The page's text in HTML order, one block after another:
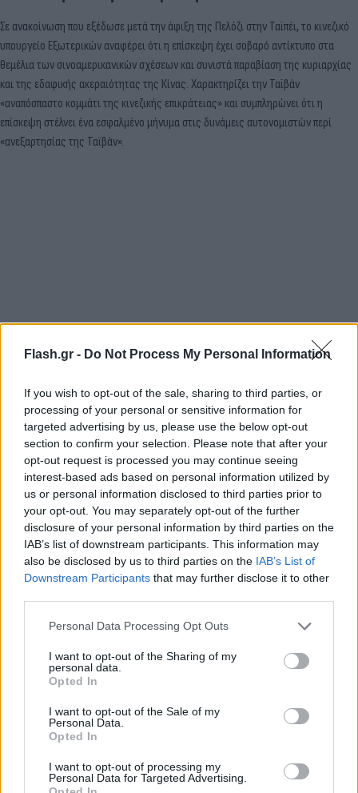
Flash.gr - Do Not Process My Personal Information
If you wish to opt-out of the sale, sharing to third parties, or
processing of your personal or sensitive information for
targeted advertising by us, please use the below opt-out
section to confirm your selection. Please note that after your
opt-out request is processed you may continue seeing
interest-based ads based on personal information utilized by
us or personal information disclosed to third parties prior to
your opt-out. You may separately opt-out of the further
disclosure of your personal information by third parties on the
IAB’s list of downstream participants. This information may
also be disclosed by us to third parties on the IAB’s List of
Downstream Participants that may further disclose it to other
Please note that this website/app uses one or more Google
not limited to your visit or usage behaviour. You may click to
grant or deny consent to Google and its third-party tags to
use your data for below specified purposes in below Google
consent section.
Personal Data Processing Opt Outs
I want to opt-out of the Sharing of my
personal data.
Opted In
I want to opt-out of the Sale of my
Personal Data.
Opted In
I want to opt-out of processing my
Personal Data for Targeted Advertising.
Σε ανακοίνωση που εξέδωσε μετά την άφιξη της Πελόζι στην Ταϊπέι, το κινεζικό
υπουργείο Εξωτερικών αναφέρει ότι η επίσκεψη έχει σοβαρό αντίκτυπο στα
θεμέλια των σινοαμερικανικών σχέσεων και συνιστά παραβίαση της κυριαρχίας
και της εδαφικής ακεραιότητας της Κίνας. Χαρακτηρίζει την Ταϊβάν
«αναπόσπαστο κομμάτι της κινεζικής επικράτειας» και συμπληρώνει ότι η
επίσκεψη στέλνει ένα εσφαλμένο μήνυμα στις δυνάμεις αυτονομιστών περί
«ανεξαρτησίας της Ταϊβάν».
«Καμιά χώρα, καμιά δύναμη, κανένας δεν θα πρέπει να υποτιμήσει την
αποφασιστικότητα, την ισχυρή θέληση και τη μεγάλη ικανότητα της κυβέρνησης
και του λαού της Κίνας να υπερασπιστούν την κυριαρχία και την εδαφική
ακεραιότητα και να επιτύχουν την εθνική επανένωση», αναφέρει η ανακοίνωση.
Προειδοποιεί ότι το Πεκίνο θα λάβει «όλα τα απαραίτητα μέτρα» για να
διαφυλάξει αποφασιστικά την κυριαρχία και την εδαφική ακεραιότητα της Κίνας,
υπογραμμίζοντας ότι όλες οι συνέπειες θα βαρύνουν την αμερικανική πλευρά και
τις αυτονομιστικές δυνάμεις της Ταϊβάν. Τέλος, προτρέπει τις Ηνωμένες
Πολιτείες να σταματήσουν να υπονομεύουν την «αρχή της μίας Κίνας». «Μην
επιδιώκετε τη σύγκρουση και μη συνεχίζετε παρακάτω σε ένα λάθος και
επικίνδυνο μονοπάτι», είναι το μήνυμα του Πεκίνου προς την Ουάσινγκτον.
Πελόζι: «Ο Κόσμος είναι μπροστά στην επιλογή
μεταξύ απολυταρχίας και δημοκρατίας»
Με την επίσκεψη της Πελόζι, οι ΗΠΑ αναβαθμίζουν την παρουσία τους στην
περιοχή - μιας και πρόκειται για την υψηλότερου επιπέδου επίσκεψη εδώ και 25
χρόνια. Η Αμερικανίδα αξιωματούχος έγινε δεκτή στο αεροδρόμιο από
πολυπληθή αντιπροσωπεία αξιωματούχων της Ταϊβάν. Σε ανάρτησή της αμέσως
μετά την αφιξή της στην Ταϊπέι, η Νάνσι Πελόζι υπογράμμισε την «ακλόνητη
δέσμευση των ΗΠΑ να στηρίξουν τη Δημοκρατία της Ταιβάν».
Δείτε την